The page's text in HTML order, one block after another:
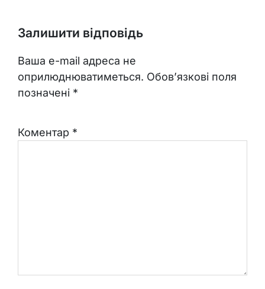
Залишити відповідь
Ваша e-mail адреса не
оприлюднюватиметься. Обов’язкові поля
позначені *
Коментар *